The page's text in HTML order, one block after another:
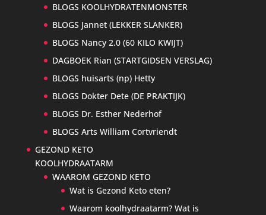
BLOGS KOOLHYDRATENMONSTER
BLOGS Jannet (LEKKER SLANKER)
BLOGS Nancy 2.0 (60 KILO KWIJT)
DAGBOEK Rian (STARTGIDSEN VERSLAG)
BLOGS huisarts (np) Hetty
BLOGS Dokter Dete (DE PRAKTIJK)
BLOGS Dr. Esther Nederhof
BLOGS Arts William Cortvriendt
GEZOND KETO
KOOLHYDRAATARM
WAAROM GEZOND KETO
Wat is Gezond Keto eten?
Waarom koolhydraatarm? Wat is